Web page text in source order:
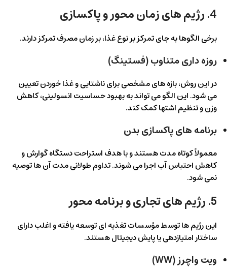
4. رژیم های زمان محور و پاکسازی
برخی الگوها به جای تمرکز بر نوع غذا، بر زمان مصرف تمرکز دارند.
روزه داری متناوب (فستینگ)
در این روش، بازه های مشخصی برای ناشتایی و غذا خوردن تعیین
می شود. این الگو می تواند به بهبود حساسیت انسولینی، کاهش
وزن و تنظیم اشتها کمک کند.
برنامه های پاکسازی بدن
معمولاً کوتاه مدت هستند و با هدف استراحت دستگاه گوارش و
کاهش احتباس آب اجرا می شوند. تداوم طولانی مدت آن ها توصیه
نمی شود.
5. رژیم های تجاری و برنامه محور
این رژیم ها توسط مؤسسات تغذیه ای توسعه یافته و اغلب دارای
ساختار امتیازدهی یا پایش دیجیتال هستند.
ویت واچرز (WW)